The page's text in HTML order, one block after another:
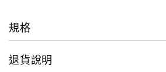
規格
退貨說明